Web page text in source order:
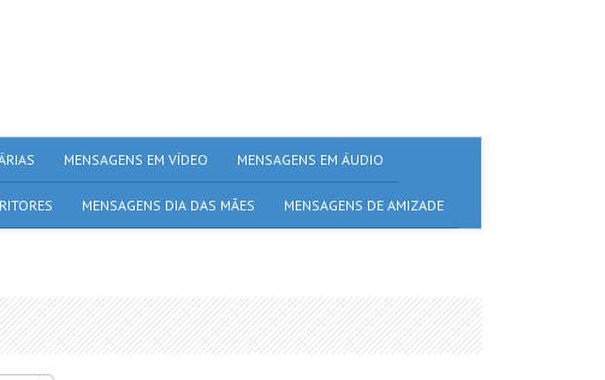
MENSAGENS EM VÍDEO MENSAGENS EM ÁUDIO
MENSAGENS DIA DAS MÃES MENSAGENS DE AMIZADE